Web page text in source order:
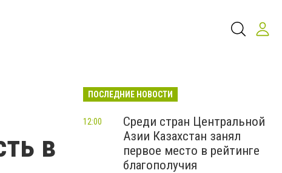
в
ПОСЛЕДНИЕ НОВОСТИ
Среди стран Центральной
Азии Казахстан занял
первое место в рейтинге
благополучия
12:00